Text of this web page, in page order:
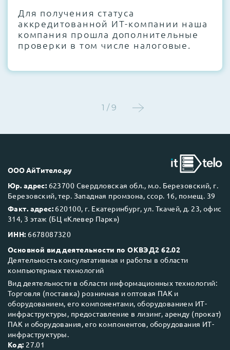
Этап 4:Стресс-тестирование под 100%
нагрузкой в течение 72 часов для
проверки стабильности всех подсистем
Next Business Day (NBD)
Для получения статуса
аккредитованной ИТ-компании наша
компания прошла дополнительные
проверки в том числе налоговые.
1 / 9
ООО АйТитело.ру
Юр. адрес: 623700 Свердловская обл., м.о. Березовский, г.
Березовский, тер. Западная промзона, ссор. 16, помещ. 39
Факт. адрес: 620100, г. Екатеринбург, ул. Ткачей, д. 23, офис
314, 3 этаж (БЦ «Клевер Парк»)
ИНН: 6678087320
Основной вид деятельности по ОКВЭД2 62.02
Деятельность консультативная и работы в области
компьютерных технологий
Вид деятельности в области информационных технологий:
Торговля (поставка) розничная и оптовая ПАК и
оборудованием, его компонентами, оборудованием ИТ-
инфраструктуры, предоставление в лизинг, аренду (прокат)
ПАК и оборудования, его компонентов, оборудования ИТ-
инфраструктуры.
Код: 27.01